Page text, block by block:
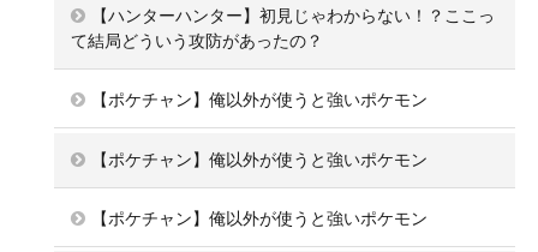
【ハンターハンター】初見じゃわからない！？ここっ
て結局どういう攻防があったの？
【ポケチャン】俺以外が使うと強いポケモン
【ポケチャン】俺以外が使うと強いポケモン
【ポケチャン】俺以外が使うと強いポケモン